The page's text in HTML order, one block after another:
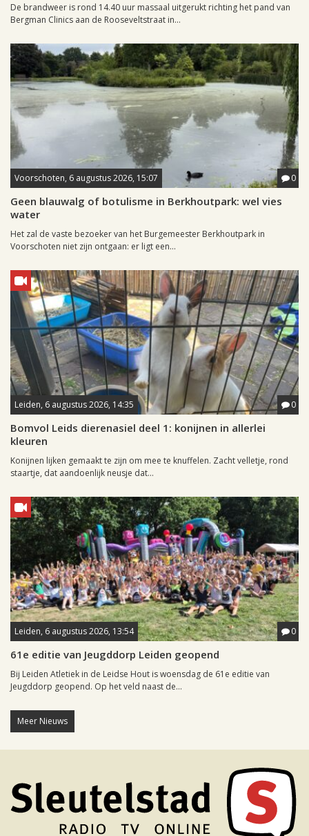
De brandweer is rond 14.40 uur massaal uitgerukt richting het pand van
Bergman Clinics aan de Rooseveltstraat in...
Voorschoten, 6 augustus 2026, 15:07 0
Geen blauwalg of botulisme in Berkhoutpark: wel vies
water
Het zal de vaste bezoeker van het Burgemeester Berkhoutpark in
Voorschoten niet zijn ontgaan: er ligt een...
Leiden, 6 augustus 2026, 14:35 0
Bomvol Leids dierenasiel deel 1: konijnen in allerlei
kleuren
Konijnen lijken gemaakt te zijn om mee te knuffelen. Zacht velletje, rond
staartje, dat aandoenlijk neusje dat...
Leiden, 6 augustus 2026, 13:54 0
61e editie van Jeugddorp Leiden geopend
Bij Leiden Atletiek in de Leidse Hout is woensdag de 61e editie van
Jeugddorp geopend. Op het veld naast de...
Meer Nieuws